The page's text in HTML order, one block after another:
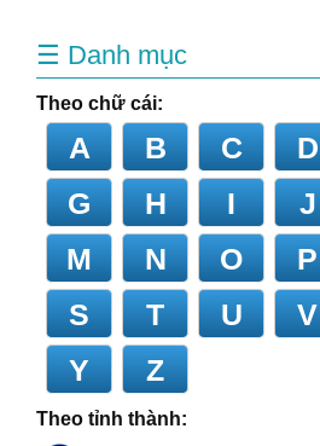
☰ Danh mục
Theo chữ cái:
A B C D
G
H I J
M
N O P
S
T U V
Y
Z
Theo tỉnh thành: